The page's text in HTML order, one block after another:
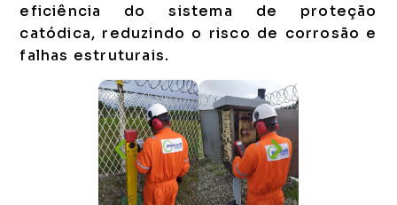
eficiência do sistema de proteção
catódica, reduzindo o risco de corrosão e
falhas estruturais.